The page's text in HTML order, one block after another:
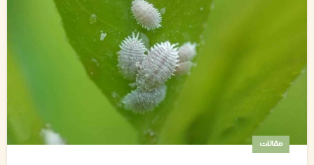
مقالات